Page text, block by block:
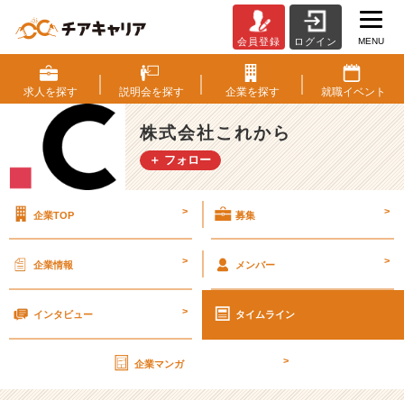
会
人
の
愚
痴。
就
き
こ
こ
と
会員登録 ログイン MENU
求人を探す 説明会を探す 企業を探す 就職イベント
株式会社これから
＋ フォロー
企業TOP > 募集 >
企業情報 > メンバー >
インタビュー > タイムライン
企業マンガ >